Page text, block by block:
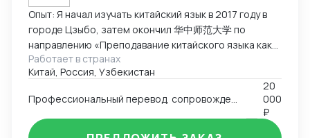
Опыт: Я начал изучать китайский язык в 2017 году в
городе Цзыбо, затем окончил 华中师范大学 по
направлению «Преподавание китайского языка как
иностранного». Прожил в Китае восемь лет,
занимался преподаванием китайского языка
иностранцам, работал переводчиком и участвовал в
международных проектах. Кроме педагогической
деятельности, я проводил аудиты китайских заводов,
Работает в странах
Китай, Россия, Узбекистан
Профессиональный перевод, сопровождение, аудит и инспекция товаров, подбор партнёров, консультации по импорту/экспорту
20
000
₽